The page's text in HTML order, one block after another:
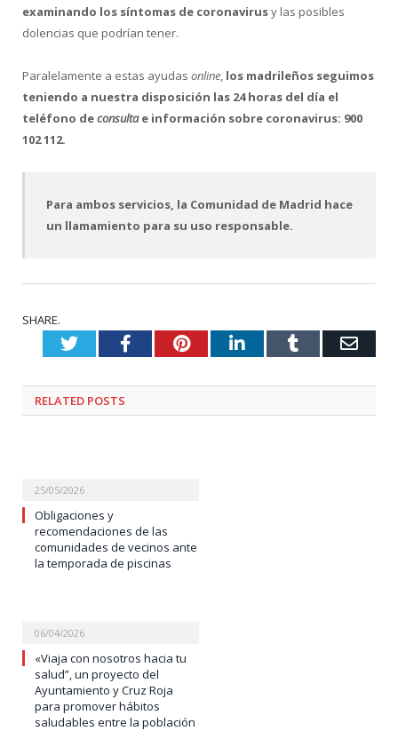
examinando los síntomas de coronavirusy las posibles
dolencias que podrían tener.
Paralelamente a estas ayudas online, los madrileños seguimos
teniendo a nuestra disposición las 24 horas del día el
teléfono deconsultae información sobre coronavirus: 900
102 112.
Para ambos servicios, la Comunidad de Madrid hace
un llamamiento para su uso responsable.
SHARE.
TwitterFacebookPinterestLinkedInTumblr
RELATED POSTS
25/05/2026
Obligaciones y
recomendaciones de las
comunidades de vecinos ante
la temporada de piscinas
06/04/2026
«Viaja con nosotros hacia tu
salud”, un proyecto del
Ayuntamiento y Cruz Roja
para promover hábitos
saludables entre la población